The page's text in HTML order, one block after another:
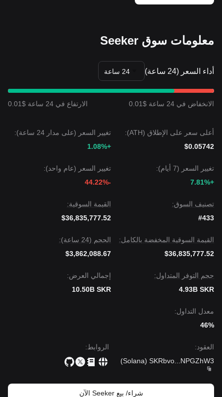
سيظلمستقرًا إلى صعودي
معلومات سوق Seeker
أداء السعر (24 ساعة) 24 ساعة
الانخفاض في 24 ساعة $0.01 الارتفاع في 24 ساعة $0.01
أعلى سعر على الإطلاق (ATH):
$0.05742
تغيير السعر (على مدار 24 ساعة):
+1.08%
تغيير السعر (7 أيام):
+7.81%
تغيير السعر (عام واحد):
-44.22%
تصنيف السوق:
#433
القيمة السوقية:
$36,835,777.52
القيمة السوقية المخفضة بالكامل:
$36,835,777.52
الحجم (24 ساعة):
$3,862,088.67
حجم التوفر المتداول:
4.93B SKR
إجمالي العرض:
10.50B SKR
معدل التداول:
46%
العقود:
SKRbvo
NPGZhW3
(
Solana
)
الروابط:
شراء/ بيع Seeker الآن